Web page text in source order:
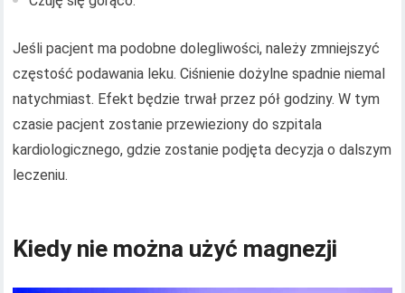
Jeśli pacjent ma podobne dolegliwości, należy zmniejszyć
częstość podawania leku. Ciśnienie dożylne spadnie niemal
natychmiast. Efekt będzie trwał przez pół godziny. W tym
czasie pacjent zostanie przewieziony do szpitala
kardiologicznego, gdzie zostanie podjęta decyzja o dalszym
leczeniu.
Kiedy nie można użyć magnezji